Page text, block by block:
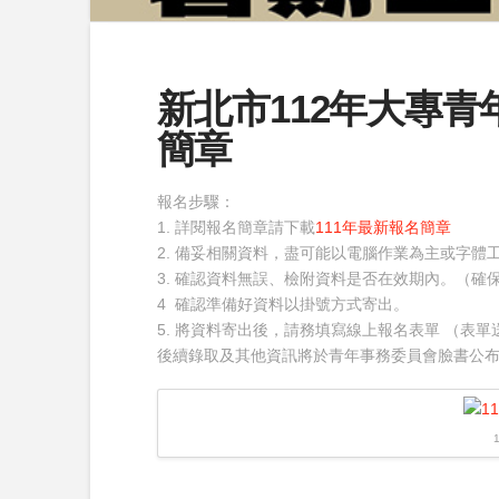
新北市112年大專青
簡章
報名步驟：
1. 詳閱報名簡章請下載111年最新報名簡章
2. 備妥相關資料，盡可能以電腦作業為主或字體
3. 確認資料無誤、檢附資料是否在效期內。（確
4 確認準備好資料以掛號方式寄出。
5. 將資料寄出後，請務填寫線上報名表單 （表單
後續錄取及其他資訊將於青年事務委員會臉書公布